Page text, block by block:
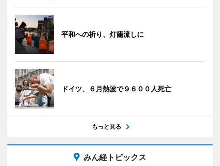
平和への祈り、灯籠流しに
ドイツ、６月熱波で９６００人死亡
もっと見る
みん経トピックス